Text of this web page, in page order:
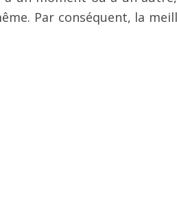
Par conséquent, la